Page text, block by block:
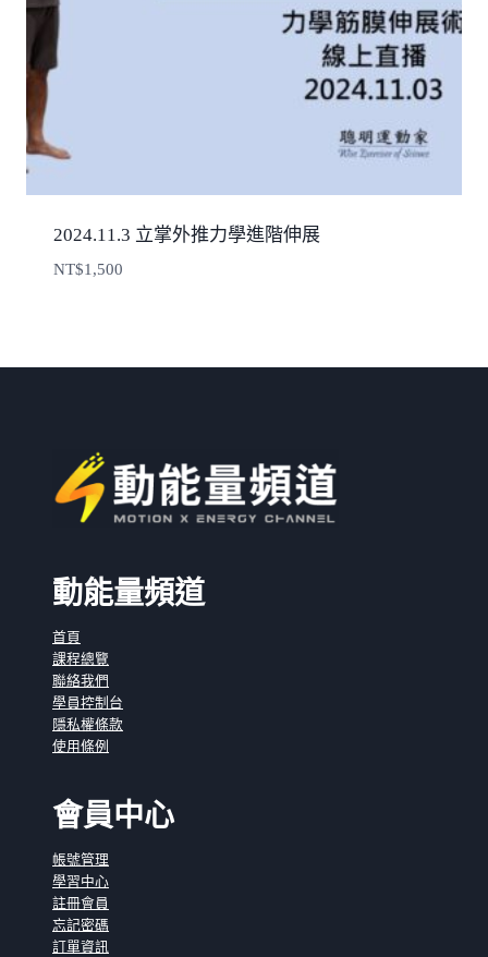
2024.11.3 立掌外推力學進階伸展
NT$1,500
動能量頻道
首頁
課程總覽
聯絡我們
學員控制台
隱私權條款
使用條例
會員中心
帳號管理
學習中心
註冊會員
忘記密碼
訂單資訊